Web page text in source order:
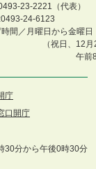
23-2221（代表）
24-6123
間／月曜日から金曜日
（祝日、12
午前
庁
口開庁
30分から午後0時30分